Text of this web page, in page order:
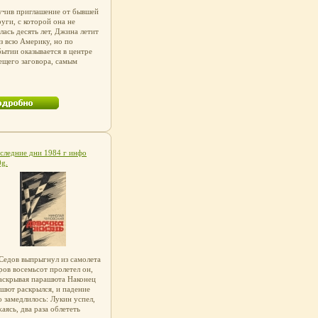
приглашение от бывшей
с которой она не
десять лет, Джина летит
всю Америку, но по
оказывается в центре
заговора, самым
Джина продирается
паутину лжи и обмана Все
настоящее, любовь,
от нее зависит, что
– любовь или нечто ей
Пользователям
ООО "ЛитРес"
Произведения
осуществляется
"ЛитРес".
дни 1984 г инфо
выпрыгнул из самолета
восемьсот пролетел он,
парашюта Наконец
раскрылся, и падение
замедлилось: Лукин успел,
два раза облететь